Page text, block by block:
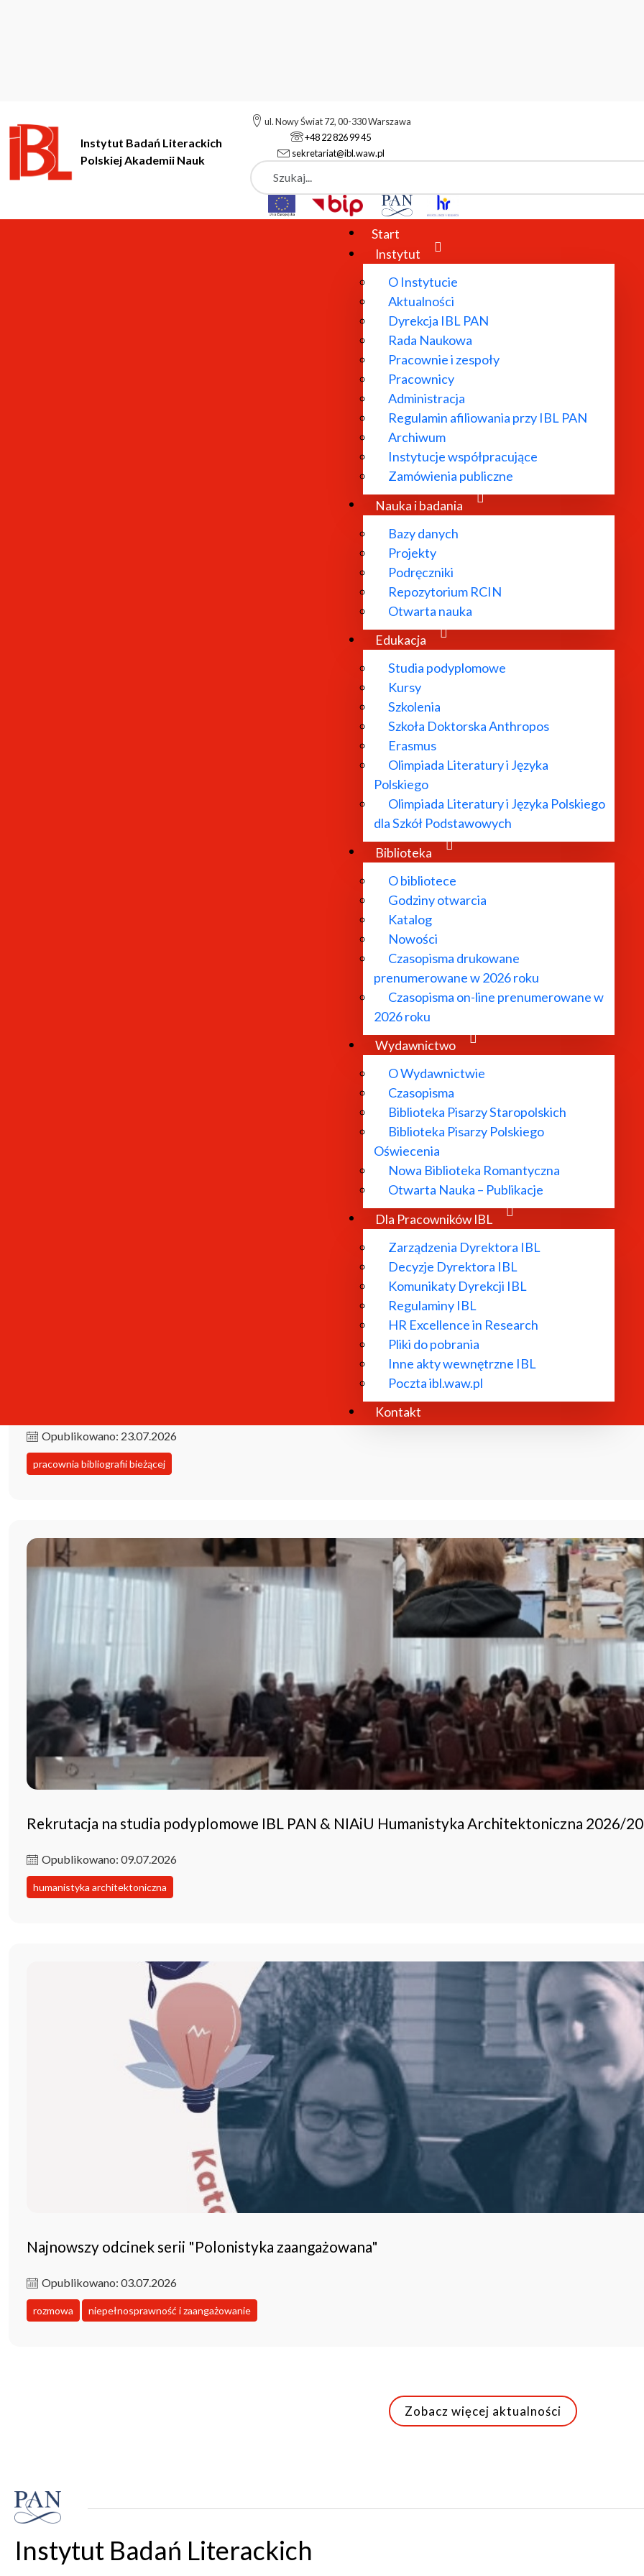
Instytut Badań Literackich
Polskiej Akademii Nauk
ul. Nowy Świat 72, 00-330 Warszawa
+48 22 826 99 45
sekretariat@ibl.waw.pl
Szukaj
Start
Instytut
O Instytucie
Aktualności
Dyrekcja IBL PAN
Rada Naukowa
Pracownie i zespoły
Pracownicy
Administracja
Regulamin afiliowania przy IBL PAN
Archiwum
Instytucje współpracujące
Zamówienia publiczne
Nauka i badania
Bazy danych
Projekty
Podręczniki
Repozytorium RCIN
Otwarta nauka
Edukacja
Studia podyplomowe
Kursy
Szkolenia
Szkoła Doktorska Anthropos
Erasmus
Olimpiada Literatury i Języka
Polskiego
Olimpiada Literatury i Języka Polskiego
dla Szkół Podstawowych
Biblioteka
O bibliotece
Godziny otwarcia
Katalog
Nowości
Czasopisma drukowane
prenumerowane w 2026 roku
Czasopisma on-line prenumerowane w
2026 roku
Wydawnictwo
O Wydawnictwie
Czasopisma
Biblioteka Pisarzy Staropolskich
Biblioteka Pisarzy Polskiego
Oświecenia
Nowa Biblioteka Romantyczna
Otwarta Nauka – Publikacje
Dla Pracowników IBL
Zarządzenia Dyrektora IBL
Decyzje Dyrektora IBL
Komunikaty Dyrekcji IBL
Regulaminy IBL
HR Excellence in Research
Pliki do pobrania
Inne akty wewnętrzne IBL
Poczta ibl.waw.pl
Kontakt
Instytut Badań Literackich PAN został powołany w
prowadzonych w Instytucie jest historia literatury
polskiej, a także rozbudowane prace bibliograficzne i
dokumentacyjne, leksykograficzne oraz edytorskie.
Opublikowano: 23.07.2026
pracownia bibliografii bieżącej
Rekrutacja na studia podyplomowe IBL PAN & NIAiU Humanistyka Architektoniczna 2026/
Opublikowano: 09.07.2026
humanistyka architektoniczna
Najnowszy odcinek serii "Polonistyka zaangażowana"
Opublikowano: 03.07.2026
rozmowa niepełnosprawność i zaangażowanie
Zobacz więcej aktualności
Instytut Badań Literackich